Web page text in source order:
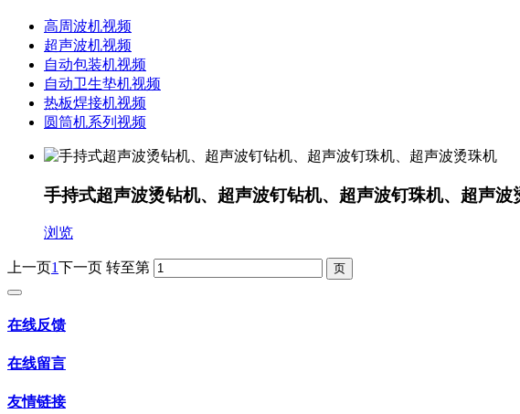
高周波机视频
超声波机视频
自动包装机视频
自动卫生垫机视频
热板焊接机视频
圆筒机系列视频
手持式超声波烫钻机、超声波钉钻机、超声波钉珠机、超声波
浏览
上一页1下一页 转至第
在线反馈
在线留言
友情链接